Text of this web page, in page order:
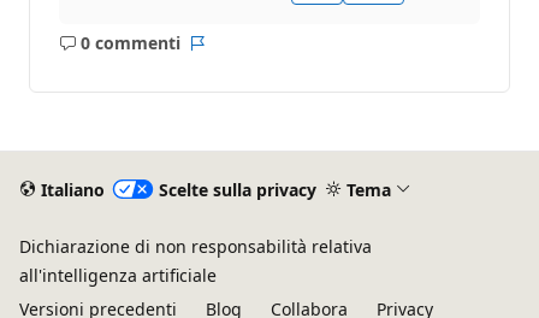
0 commenti
Nessun
Italiano Scelte sulla privacy Tema
Dichiarazione di non responsabilità relativa
all'intelligenza artificiale
Versioni precedenti
Blog Collabora Privacy